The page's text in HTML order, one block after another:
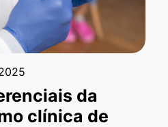
da
clínica de